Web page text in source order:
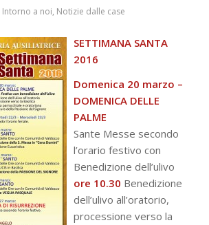
Intorno a noi, Notizie dalle case
SETTIMANA SANTA
2016
Domenica 20 marzo –
DOMENICA DELLE
PALME
Sante Messe secondo
l’orario festivo con
Benedizione dell’ulivo
ore 10.30 Benedizione
dell’ulivo all’oratorio,
processione verso la